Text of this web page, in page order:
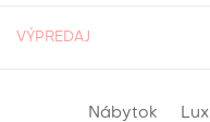
VÝPREDAJ
Nábytok